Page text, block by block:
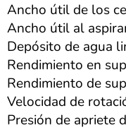
Ancho útil de los
Ancho útil al
Depósito de agua
Rendimiento en
Rendimiento de
Velocidad de
Presión de apriete